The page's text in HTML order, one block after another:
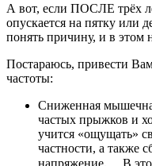
А вот, если ПОСЛЕ трёх
опускается на пятку или
понять причину, и в
Постараюсь, привести
частоты:
Сниженная
частых прыжков и
учится «ощущать»
частности, а также
напряжение. ⠀ В